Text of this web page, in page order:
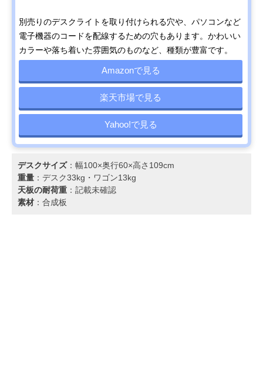
別売りのデスクライトを取り付けられる穴や、パソコンなど
電子機器のコードを配線するための穴もあります。かわいい
カラーや落ち着いた雰囲気のものなど、種類が豊富です。
Amazonで見る
楽天市場で見る
Yahoo!で見る
デスクサイズ：幅100×奥行60×高さ109cm
重量 ：デスク33kg・ワゴン13kg
天板の耐荷重 ：記載未確認
素材 ：合成板